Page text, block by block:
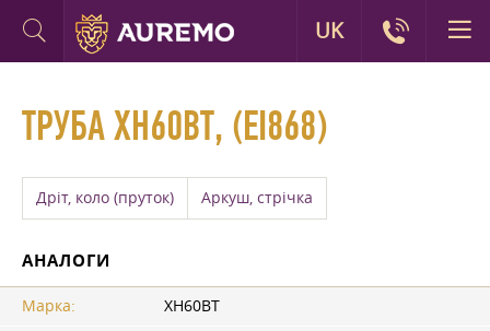
ТРУБА ХН60ВТ, (ЕІ868)
Дріт, коло (пруток) Аркуш, стрічка
АНАЛОГИ
Марка:
ХН60ВТ
UK